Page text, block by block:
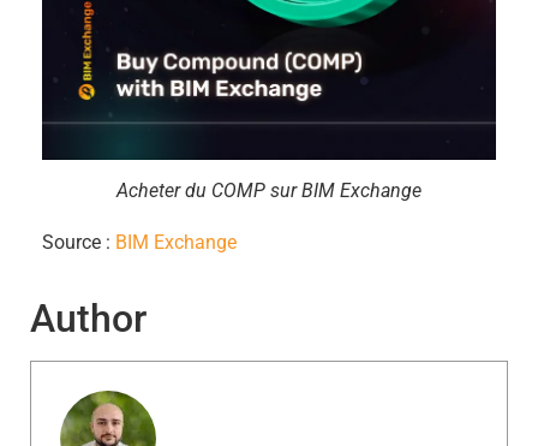
Acheter du COMP sur BIM Exchange
Source : BIM Exchange
Author